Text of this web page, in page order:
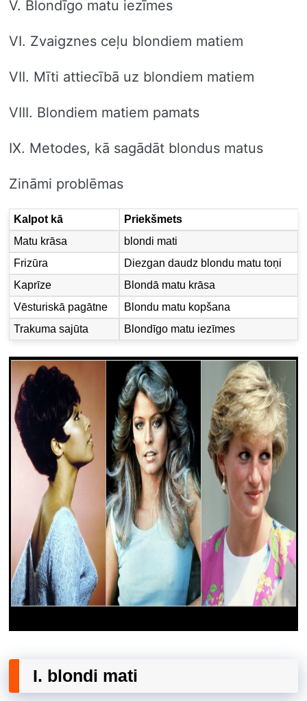
V. Blondīgo matu iezīmes
VI. Zvaigznes ceļu blondiem matiem
VII. Mīti attiecībā uz blondiem matiem
VIII. Blondiem matiem pamats
IX. Metodes, kā sagādāt blondus matus
Zināmi problēmas
Kalpot kā
Priekšmets
Matu krāsa
blondi mati
Frizūra
Diezgan daudz blondu matu toņi
Kaprīze
Blondā matu krāsa
Vēsturiskā pagātne
Blondu matu kopšana
Trakuma sajūta
Blondīgo matu iezīmes
I. blondi mati